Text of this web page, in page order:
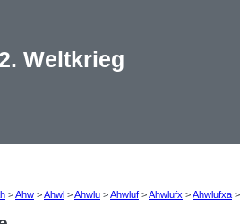
Weltkrieg
>Ahw >Ahwl >Ahwlu >Ahwluf >Ahwlufx >Ahwlufxa